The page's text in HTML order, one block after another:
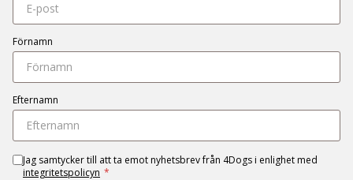
Förnamn
Efternamn
Jag samtycker till att ta emot nyhetsbrev från 4Dogs i enlighet med
integritetspolicyn *